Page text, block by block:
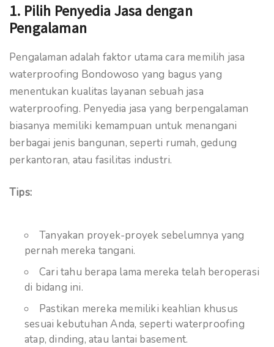
1. Pilih Penyedia Jasa dengan
Pengalaman
Pengalaman adalah faktor utama cara memilih jasa
waterproofing Bondowoso yang bagus yang
menentukan kualitas layanan sebuah jasa
waterproofing. Penyedia jasa yang berpengalaman
biasanya memiliki kemampuan untuk menangani
berbagai jenis bangunan, seperti rumah, gedung
perkantoran, atau fasilitas industri.
Tips:
Tanyakan proyek-proyek sebelumnya yang
pernah mereka tangani.
Cari tahu berapa lama mereka telah beroperasi
di bidang ini.
Pastikan mereka memiliki keahlian khusus
sesuai kebutuhan Anda, seperti waterproofing
atap, dinding, atau lantai basement.